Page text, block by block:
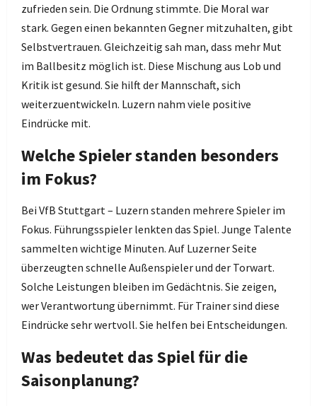
zufrieden sein. Die Ordnung stimmte. Die Moral war
stark. Gegen einen bekannten Gegner mitzuhalten, gibt
Selbstvertrauen. Gleichzeitig sah man, dass mehr Mut
im Ballbesitz möglich ist. Diese Mischung aus Lob und
Kritik ist gesund. Sie hilft der Mannschaft, sich
weiterzuentwickeln. Luzern nahm viele positive
Eindrücke mit.
Welche Spieler standen besonders
im Fokus?
Bei VfB Stuttgart – Luzern standen mehrere Spieler im
Fokus. Führungsspieler lenkten das Spiel. Junge Talente
sammelten wichtige Minuten. Auf Luzerner Seite
überzeugten schnelle Außenspieler und der Torwart.
Solche Leistungen bleiben im Gedächtnis. Sie zeigen,
wer Verantwortung übernimmt. Für Trainer sind diese
Eindrücke sehr wertvoll. Sie helfen bei Entscheidungen.
Was bedeutet das Spiel für die
Saisonplanung?